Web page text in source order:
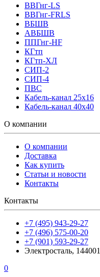
ВВГнг-LS
ВВГнг-FRLS
ВБШВ
АВБШВ
ППГнг-HF
КГтп
КГтп-ХЛ
СИП-2
СИП-4
ПВС
Кабель-канал 25х16
Кабель-канал 40х40
О компании
О компании
Доставка
Как купить
Статьи и новости
Контакты
Контакты
+7 (495) 943-29-27
+7 (496) 575-00-20
+7 (901) 593-29-27
Электросталь,
0